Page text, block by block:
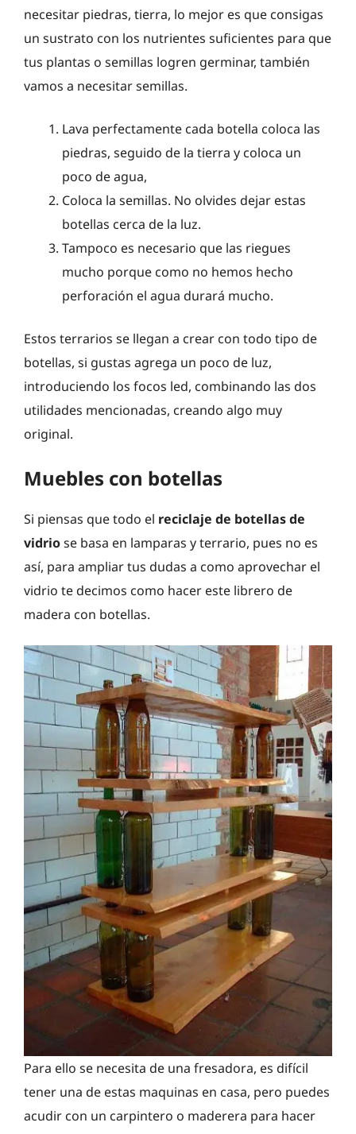
necesitar piedras, tierra, lo mejor es que consigas
un sustrato con los nutrientes suficientes para que
tus plantas o semillas logren germinar, también
vamos a necesitar semillas.
Lava perfectamente cada botella coloca las
piedras, seguido de la tierra y coloca un
poco de agua,
Coloca la semillas. No olvides dejar estas
botellas cerca de la luz.
Tampoco es necesario que las riegues
mucho porque como no hemos hecho
perforación el agua durará mucho.
Estos terrarios se llegan a crear con todo tipo de
botellas, si gustas agrega un poco de luz,
introduciendo los focos led, combinando las dos
utilidades mencionadas, creando algo muy
original.
Muebles con botellas
Si piensas que todo el reciclaje de botellas de
vidriose basa en lamparas y terrario, pues no es
así, para ampliar tus dudas a como aprovechar el
vidrio te decimos como hacer este librero de
madera con botellas.
Para ello se necesita de una fresadora, es difícil
tener una de estas maquinas en casa, pero puedes
acudir con un carpintero o maderera para hacer